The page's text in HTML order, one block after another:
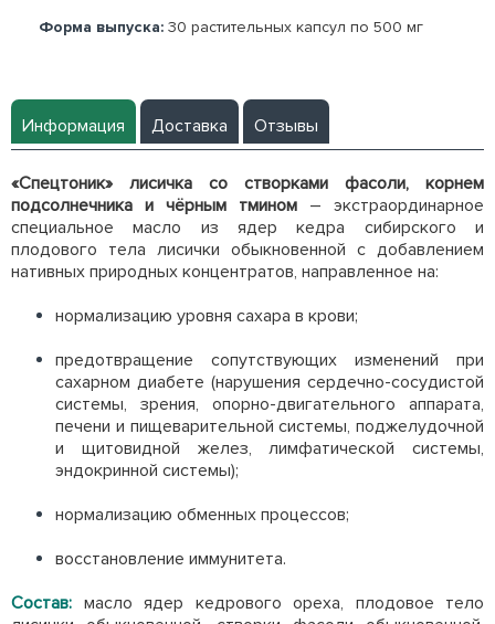
Форма выпуска: 30 растительных капсул по 500 мг
Информация Доставка Отзывы
«Спецтоник» лисичка со створками фасоли, корнем
подсолнечника и чёрным тмином – экстраординарное
специальное масло из ядер кедра сибирского и
плодового тела лисички обыкновенной с добавлением
нативных природных концентратов, направленное на:
нормализацию уровня сахара в крови;
предотвращение сопутствующих изменений при
сахарном диабете (нарушения сердечно-сосудистой
системы, зрения, опорно-двигательного аппарата,
печени и пищеварительной системы, поджелудочной
и щитовидной желез, лимфатической системы,
эндокринной системы);
нормализацию обменных процессов;
восстановление иммунитета.
Состав: масло ядер кедрового ореха, плодовое тело